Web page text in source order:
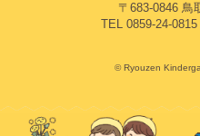
〒683-0846 鳥
TEL 0859-24-
© Ryouzen